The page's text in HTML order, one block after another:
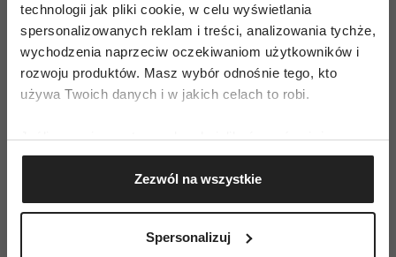
technologii jak pliki cookie, w celu wyświetlania
spersonalizowanych reklam i treści, analizowania tychże,
wychodzenia naprzeciw oczekiwaniom użytkowników i
rozwoju produktów. Masz wybór odnośnie tego, kto
używa Twoich danych i w jakich celach to robi.
Jeśli wyrazisz na to zgodę, chcielibyśmy również:
Gromadzić dane dotyczące Twojej lokalizacji
geograficznej z dokładnością nawet do kilku metrów
Identyfikować Twoje urządzenie, aktywnie
(fingerprinting, czyli wirtualny odcisk palca)
Zezwól na wszystkie
Spersonalizuj
ZAMÓW
E-WYDANIE